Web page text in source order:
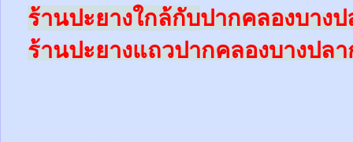
ร้านปะยางใกล้กับปากคลองบาง
ร้านปะยางแถวปากคลองบางปล